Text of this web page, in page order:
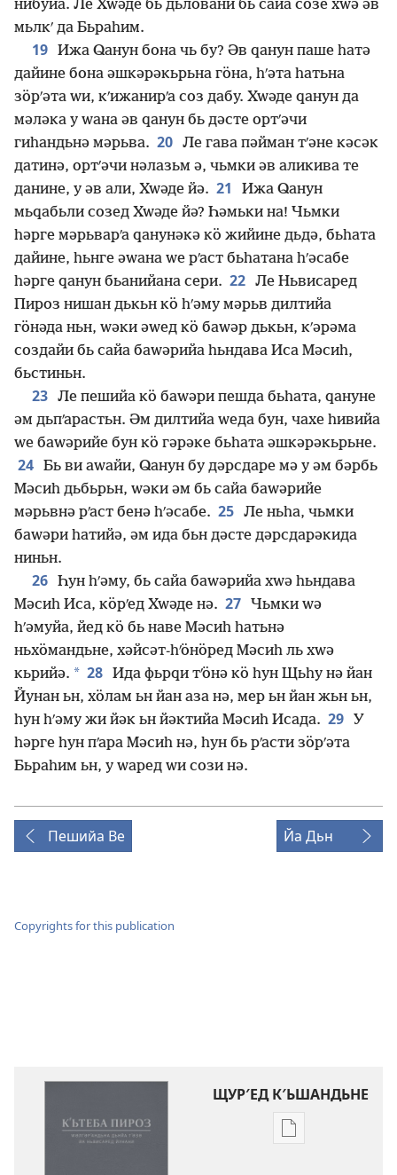
нибуйа. Ле Хԝәде бь дьловани бь сайа созе хԝә әв
мьлкʹ да Бьраһим.
19 Ижа Ԛанун бона чь бу? Әв ԛанун паше һатә
дайине бона әшкәрәкьрьна гӧна, һʹәта һатьна
зӧрʹәта ԝи, кʹижанирʹа соз дабу. Хԝәде ԛанун да
мәләка у ԝана әв ԛанун бь дәсте ортʹәчи
гиһандьнә мәрьва. 20 Ле гава пәйман тʹәне кәсәк
датинә, ортʹәчи нәлазьм ә, чьмки әв аликива те
данине, у әв али, Хԝәде йә. 21
Ижа Ԛанун
мьԛабьли созед Хԝәде йә? Һәмьки на! Чьмки
һәрге мәрьварʹа ԛанунәкә кӧ жийине дьдә, бьһата
дайине, һьнге әԝана ԝе рʹаст бьһатана һʹәсабе
һәрге ԛанун бьанийана сери. 22 Ле Ньвисаред
Пироз нишан дькьн кӧ һʹәму мәрьв дилтийа
гӧнәда ньн, ԝәки әԝед кӧ баԝәр дькьн, кʹәрәма
создайи бь сайа баԝәрийа һьндава Иса Мәсиһ,
бьстиньн.
23 Ле пешийа кӧ баԝәри пешда бьһата, ԛануне
әм дьпʹарастьн. Әм дилтийа ԝеда бун, чахе һивийа
ԝе баԝәрийе бун кӧ гәрәке бьһата әшкәрәкьрьне.
24 Бь ви аԝайи, Ԛанун бу дәрсдаре мә у әм бәрбь
Мәсиһ дьбьрьн, ԝәки әм бь сайа баԝәрийе
мәрьвнә рʹаст бенә һʹәсабе. 25 Ле ньһа, чьмки
баԝәри һатийә, әм ида бьн дәсте дәрсдарәкида
ниньн.
26 Һун һʹәму, бь сайа баԝәрийа хԝә һьндава
Мәсиһ Иса, кӧрʹед Хԝәде нә. 27
Чьмки ԝә
һʹәмуйа, йед кӧ бь наве Мәсиһ һатьнә
ньхӧмандьне, хәйсәт-һʹӧнӧред Мәсиһ ль хԝә
кьрийә. * 28 Ида фьрԛи тʹӧнә кӧ һун Щьһу нә йан
Йунан ьн, хӧлам ьн йан аза нә, мер ьн йан жьн ьн,
һун һʹәму жи йәк ьн йәктийа Мәсиһ Исада. 29
У
һәрге һун пʹара Мәсиһ нә, һун бь рʹасти зӧрʹәта
Бьраһим ьн, у ԝаред ԝи сози нә.
Пешийа Ве Йа Дьн
Copyrights for this publication
ЩУР′ЕД К′ЬШАНДЬНЕ
Щур′ед